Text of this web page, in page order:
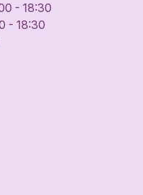
- 18:30
- 18:30